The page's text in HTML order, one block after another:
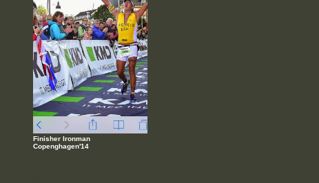
Finisher Ironman
Copenghagen'14